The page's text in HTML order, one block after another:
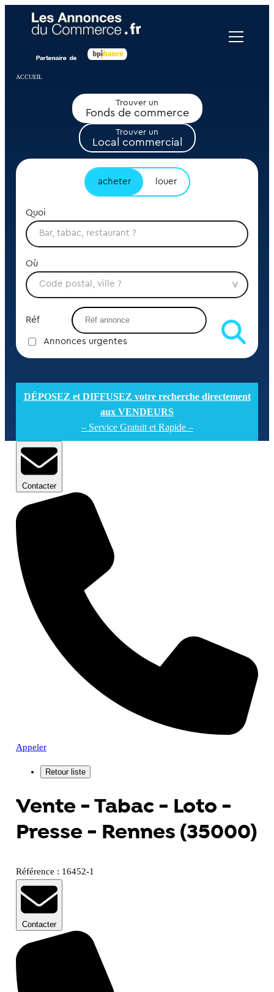
ACCUEIL
Trouver un
Fonds de commerce
Trouver un
Local commercial
acheter louer
Quoi
Où
Réf
Annonces urgentes
DÉPOSEZ et DIFFUSEZ votre recherche directement
aux VENDEURS
– Service Gratuit et Rapide –
Contacter
Appeler
Vente - Tabac - Loto -
Presse - Rennes (35000)
Référence : 16452-1
Contacter
Panneau de gestion des cookies